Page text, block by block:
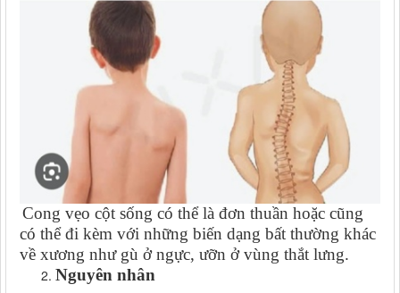
Cong vẹo cột sống có thể là đơn thuần hoặc cũng
có thể đi kèm với những biến dạng bất thường khác
về xương như gù ở ngực, ưỡn ở vùng thắt lưng.
Nguyên nhân